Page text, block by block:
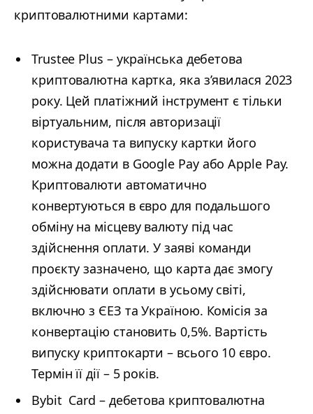
криптовалютними картами:
Trustee Plus – українська дебетова
криптовалютна картка, яка з’явилася 2023
року. Цей платіжний інструмент є тільки
віртуальним, після авторизації
користувача та випуску картки його
можна додати в Google Pay або Apple Pay.
Криптовалюти автоматично
конвертуються в євро для подальшого
обміну на місцеву валюту під час
здійснення оплати. У заяві команди
проєкту зазначено, що карта дає змогу
здійснювати оплати в усьому світі,
включно з ЄЕЗ та Україною. Комісія за
конвертацію становить 0,5%. Вартість
випуску криптокарти – всього 10 євро.
Термін її дії – 5 років.
Bybit Card – дебетова криптовалютна